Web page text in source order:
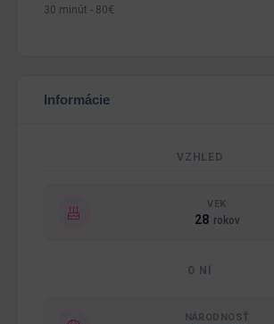
30 minút - 80€
Informácie
VZHLED
VEK
28 rokov
O NÍ
NÁRODNOSŤ